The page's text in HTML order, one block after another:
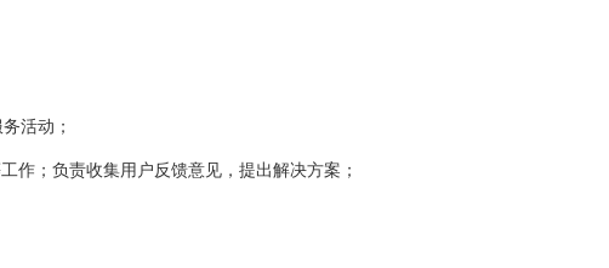
活动；
；负责收集用户反馈意见，提出解决方案；